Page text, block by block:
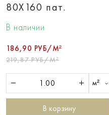
80X160 пат.
В наличии
186,90 РУБ/М²
219,87 РУБ/М²
м²
В корзину